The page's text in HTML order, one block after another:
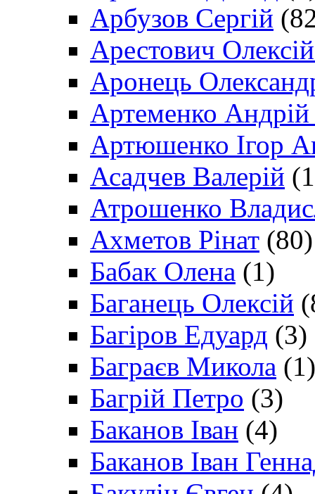
Арбузов Сергій
Арестович
Аронець
Артеменко Андрій
Артюшенко Ігор
Асадчев Валерій
Атрошенко
Ахметов Рінат (80)
Бабак Олена (1)
Баганець Олексій
Багіров Едуард (3)
Баграєв Микола (1)
Багрій Петро (3)
Баканов Іван (4)
Баканов Іван